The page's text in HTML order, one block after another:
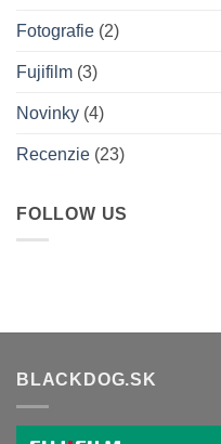
Fotografie (2)
Fujifilm (3)
Novinky (4)
Recenzie (23)
FOLLOW US
BLACKDOG.SK